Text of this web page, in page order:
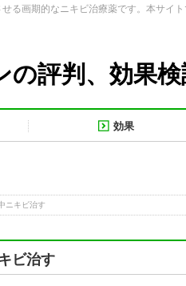
る画期的なニキビ治療薬です。本サイ
の評判、効果
効果
ニキビ治す
ビ治す